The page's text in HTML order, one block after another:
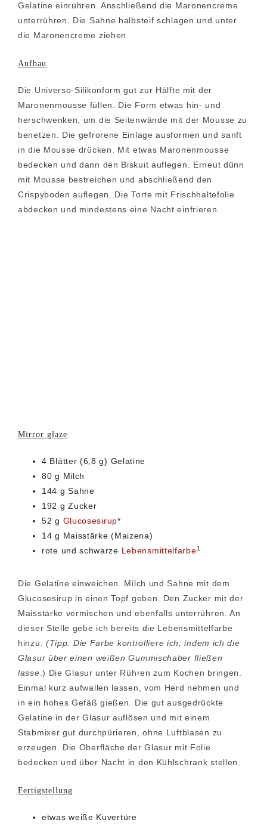
Gelatine einrühren. Anschließend die Maronencreme
unterrühren. Die Sahne halbsteif schlagen und unter
die Maronencreme ziehen.
Aufbau
Die Universo-Silikonform gut zur Hälfte mit der
Maronenmousse füllen. Die Form etwas hin- und
herschwenken, um die Seitenwände mit der Mousse zu
benetzen. Die gefrorene Einlage ausformen und sanft
in die Mousse drücken. Mit etwas Maronenmousse
bedecken und dann den Biskuit auflegen. Erneut dünn
mit Mousse bestreichen und abschließend den
Crispyboden auflegen. Die Torte mit Frischhaltefolie
abdecken und mindestens eine Nacht einfrieren.
Mirror glaze
4 Blätter (6,8 g) Gelatine
80 g Milch
144 g Sahne
192 g Zucker
52 g Glucosesirup*
14 g Maisstärke (Maizena)
rote und schwarze Lebensmittelfarbe1
Die Gelatine einweichen. Milch und Sahne mit dem
Glucosesirup in einen Topf geben. Den Zucker mit der
Maisstärke vermischen und ebenfalls unterrühren. An
dieser Stelle gebe ich bereits die Lebensmittelfarbe
hinzu. (Tipp: Die Farbe kontrolliere ich, indem ich die
Glasur über einen weißen Gummischaber fließen
lasse.) Die Glasur unter Rühren zum Kochen bringen.
Einmal kurz aufwallen lassen, vom Herd nehmen und
in ein hohes Gefäß gießen. Die gut ausgedrückte
Gelatine in der Glasur auflösen und mit einem
Stabmixer gut durchpürieren, ohne Luftblasen zu
erzeugen. Die Oberfläche der Glasur mit Folie
bedecken und über Nacht in den Kühlschrank stellen.
Fertigstellung
etwas weiße Kuvertüre